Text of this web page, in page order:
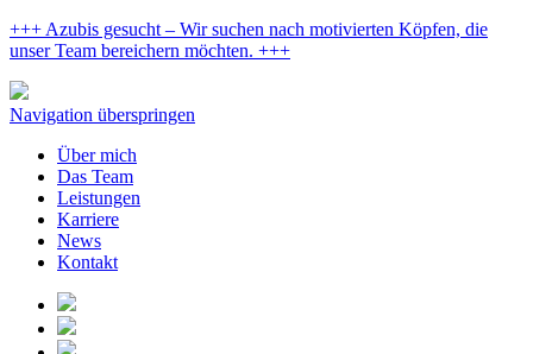
+++ Azubis gesucht – Wir suchen nach motivierten Köpfen, die
unser Team bereichern möchten. +++
Navigation überspringen
Über mich
Das Team
Leistungen
Karriere
News
Kontakt